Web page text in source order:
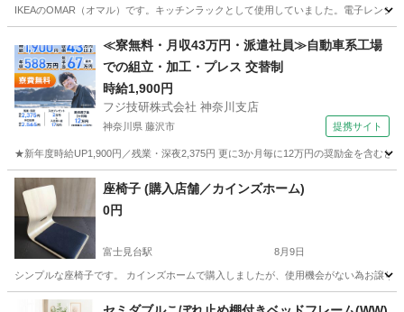
IKEAのOMAR（オマル）です。キッチンラックとして使用していました。電子レン
東中野駅 収納家具
≪寮無料・月収43万円・派遣社員≫自動車系工場
での組立・加工・プレス 交替制
時給1,900円
フジ技研株式会社 神奈川支店
神奈川県 藤沢市 提携サイト
★新年度時給UP1,900円／残業・深夜2,375円 更に3か月毎に12万円の奨励金を含む
神奈川 藤沢市 その他
座椅子 (購入店舗／カインズホーム)
0円
富士見台駅 8月9日
シンプルな座椅子です。 カインズホームで購入しましたが、使用機会がない為お譲
中野区 富士見台駅 椅子